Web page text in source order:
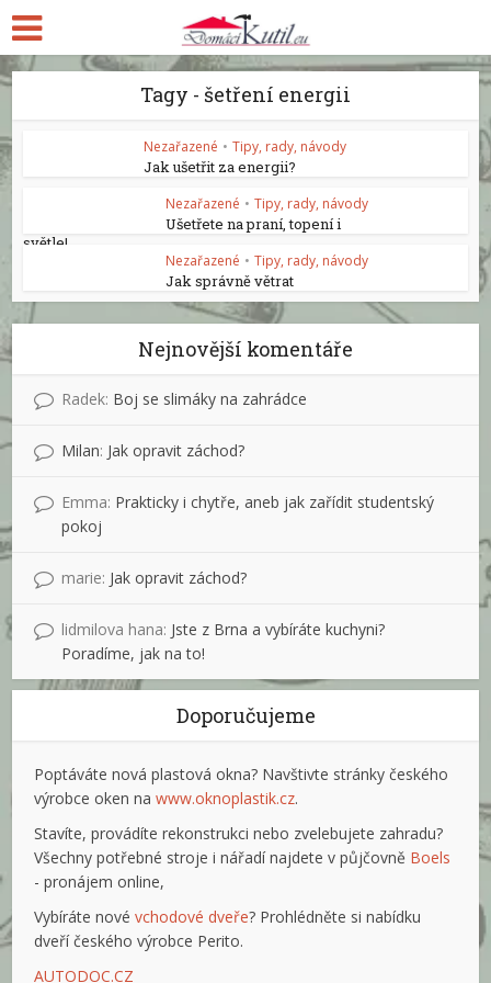
Tagy - šetření energii
Nezařazené • Tipy, rady, návody
Jak ušetřit za energii?
Nezařazené • Tipy, rady, návody
Ušetřete na praní, topení i
světle!
Nezařazené • Tipy, rady, návody
Jak správně větrat
Nejnovější komentáře
Radek: Boj se slimáky na zahrádce
Milan: Jak opravit záchod?
Emma: Prakticky i chytře, aneb jak zařídit studentský
pokoj
marie: Jak opravit záchod?
lidmilova hana: Jste z Brna a vybíráte kuchyni?
Poradíme, jak na to!
Doporučujeme
Poptáváte nová plastová okna? Navštivte stránky českého
výrobce oken nawww.oknoplastik.cz.
Stavíte, provádíte rekonstrukci nebo zvelebujete zahradu?
Všechny potřebné stroje i nářadí najdete v půjčovně Boels
- pronájem online,
Vybíráte novévchodové dveře? Prohlédněte si nabídku
dveří českého výrobce Perito.
AUTODOC.CZ